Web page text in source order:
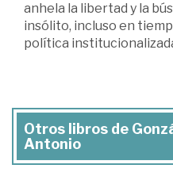
anhela la libertad y la
insólito, incluso en
política
Otros libros de
Antonio